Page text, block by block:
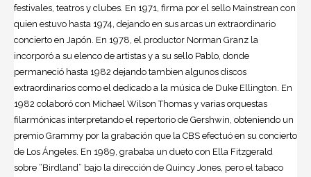
festivales, teatros y clubes. En 1971, firma por el sello Mainstrean con
quien estuvo hasta 1974, dejando en sus arcas un extraordinario
concierto en Japón. En 1978, el productor Norman Granz la
incorporó a su elenco de artistas y a su sello Pablo, donde
permaneció hasta 1982 dejando tambien algunos discos
extraordinarios como el dedicado a la música de Duke Ellington. En
1982 colaboró con Michael Wilson Thomas y varias orquestas
filarmónicas interpretando el repertorio de Gershwin, obteniendo un
premio Grammy por la grabación que la CBS efectuó en su concierto
de Los Ángeles. En 1989, grababa un dueto con Ella Fitzgerald
sobre “Birdland” bajo la dirección de Quincy Jones, pero el tabaco